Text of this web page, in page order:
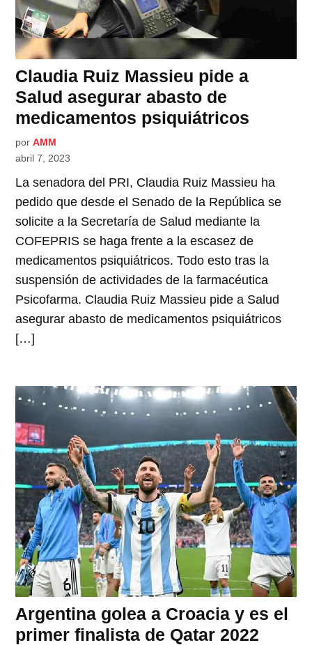
Claudia Ruiz Massieu pide a
Salud asegurar abasto de
medicamentos psiquiátricos
por AMM
abril 7, 2023
La senadora del PRI, Claudia Ruiz Massieu ha
pedido que desde el Senado de la República se
solicite a la Secretaría de Salud mediante la
COFEPRIS se haga frente a la escasez de
medicamentos psiquiátricos. Todo esto tras la
suspensión de actividades de la farmacéutica
Psicofarma. Claudia Ruiz Massieu pide a Salud
asegurar abasto de medicamentos psiquiátricos
[…]
Argentina golea a Croacia y es el
primer finalista de Qatar 2022